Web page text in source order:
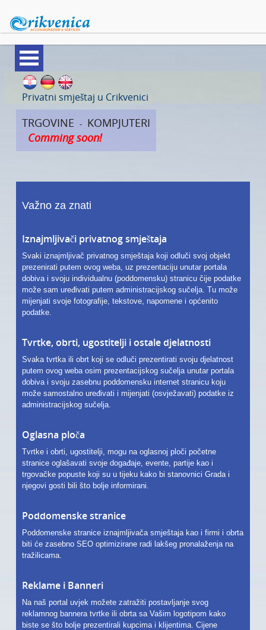
APARTMANI
SOBE
VILE
TRGOVINE
LJEPOTA I ZDRAVLJE
AUTO MOTO
USLUGE
IZLETI
FOTOGRAFIJA I VIDEO SNIMANJE
Privatni smještaj u Crikvenici
TRGOVINE - KOMPJUTERI
Comming soon!
Važno za znati
Iznajmljivači privatnog smještaja
Svaki iznajmljivač privatnog smještaja koji odluči svoj objekt
prezenirati putem ovog weba, uz prezentaciju unutar portala
dobiva i svoju individualnu (poddomensku) stranicu čije podatke
može sam uređivati putem administracijskog sučelja. Tu može
mijenjati svoje fotografije, tekstove, napomene i općenito
podatke.
Tvrtke, obrti, ugostitelji i ostale djelatnosti
Svaka tvrtka ili obrt koji se odluči prezentirati svoju djelatnost
putem ovog weba osim prezentacijskog sučelja unutar portala
dobiva i svoju zasebnu poddomensku internet stranicu koju
može samostalno uređivati i mijenjati (osvježavati) podatke iz
administracijskog sučelja.
Oglasna ploča
Tvrtke i obrti, ugostitelji, mogu na oglasnoj ploči početne
stranice oglašavati svoje događaje, evente, partije kao i
trgovačke popuste koji su u tijeku kako bi stanovnici Grada i
njegovi gosti bili što bolje informirani.
Poddomenske stranice
Poddomenske stranice iznajmljivača smještaja kao i firmi i obrta
biti će zasebno SEO optimizirane radi lakšeg pronalaženja na
tražilicama.
Reklame i Banneri
Na naš portal uvjek možete zatražiti postavljanje svog
reklamnog bannera tvrtke ili obrta sa Vašim logotipom kako
biste se što bolje prezentirali kupcima i klijentima. Cijene